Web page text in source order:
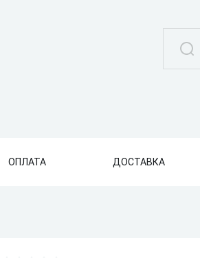
ОПЛАТА ДОСТАВКА